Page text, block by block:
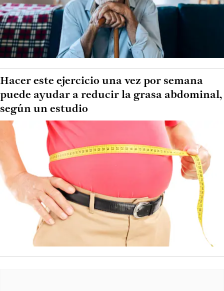
Hacer este ejercicio una vez por semana
puede ayudar a reducir la grasa abdominal,
según un estudio